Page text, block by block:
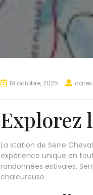
19 octobre, 2025
Explorez
La station de Serre
expérience unique en
randonnées estivales,
chaleureuse.